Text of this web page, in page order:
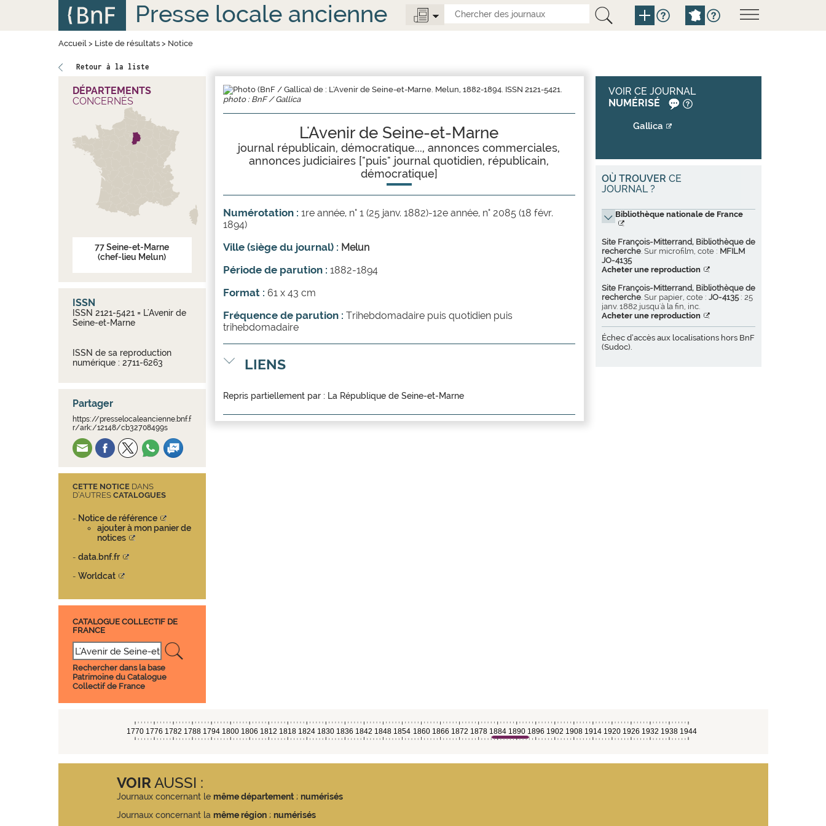
Presse locale ancienne
Accueil> Liste de résultats> Notice
Retour à la liste
DÉPARTEMENTS
CONCERNÉS
77Seine-et-Marne
(chef-lieu Melun)
ISSN
ISSN 2121-5421 = L'Avenir de
Seine-et-Marne
ISSN de sa reproduction
numérique : 2711-6263
Partager
https://presselocaleancienne.bnf.f
r/ark:/12148/cb32708499s
CETTE NOTICEDANS
D’AUTRES CATALOGUES
- Notice de référence
ajouter à mon panier de
notices
- data.bnf.fr
- Worldcat
CATALOGUE COLLECTIF DE
FRANCE
Rechercher dans la base
Patrimoine du Catalogue
Collectif de France
photo : BnF / Gallica
L'Avenir de Seine-et-Marne
journal républicain, démocratique..., annonces commerciales,
annonces judiciaires ["puis" journal quotidien, républicain,
démocratique]
Numérotation : 1re année, n° 1 (25 janv. 1882)-12e année, n° 2085 (18 févr.
1894)
Ville (siège du journal) : Melun
Période de parution : 1882-1894
Format : 61 x 43 cm
Fréquence de parution : Trihebdomadaire puis quotidien puis
trihebdomadaire
LIENS
Repris partiellement par : La République de Seine-et-Marne
VOIR CE JOURNAL
NUMÉRISÉ
Gallica
OÙ TROUVER CE
JOURNAL ?
Bibliothèque nationale de France
Site François-Mitterrand, Bibliothèque de
recherche. Sur microfilm, cote : MFILM
JO-4135
Acheter une reproduction
Site François-Mitterrand, Bibliothèque de
recherche. Sur papier, cote : JO-4135: 25
janv. 1882 jusqu'à la fin, inc.
Acheter une reproduction
Échec d’accès aux localisations hors BnF
(Sudoc).
VOIRAUSSI :
Journaux concernant le même département; numérisés
Journaux concernant la même région; numérisés
Panneau de gestion des cookies